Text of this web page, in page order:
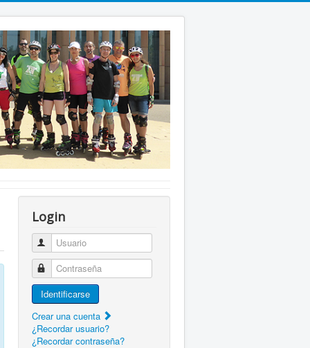
Login
Usuario
Contraseña
Identificarse
Crear una cuenta
¿Recordar usuario?
¿Recordar contraseña?